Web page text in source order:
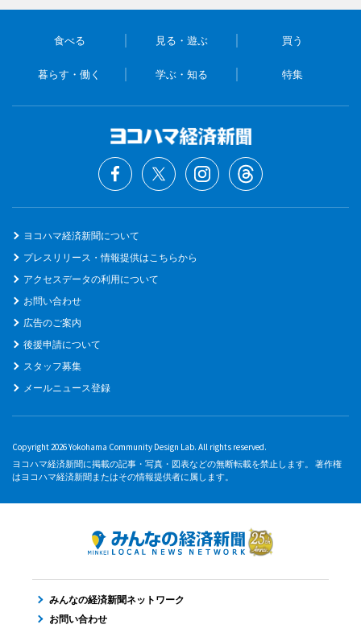
食べる 見る・遊ぶ 買う
暮らす・働く 学ぶ・知る 特集
ヨコハマ経済新聞について
プレスリリース・情報提供はこちらから
アクセスデータの利用について
お問い合わせ
広告のご案内
後援申請について
スタッフ募集
メールニュース登録
Copyright 2026 Yokohama Community Design Lab. All rights reserved.
ヨコハマ経済新聞に掲載の記事・写真・図表などの無断転載を禁止します。 著作権
はヨコハマ経済新聞またはその情報提供者に属します。
みんなの経済新聞ネットワーク
お問い合わせ